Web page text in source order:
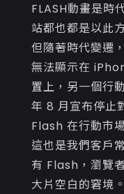
FLASH動畫是時
站都也都是以此
但隨著時代變遷
無法顯示在
置上，另一個行
年 8 月宣布停止
Flash 在行動市
這也是我們客戶
有 Flash，瀏覽
大片空白的窘境。